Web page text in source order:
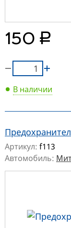
150 руб.
В наличии
Артикул: f113
Автомобиль: